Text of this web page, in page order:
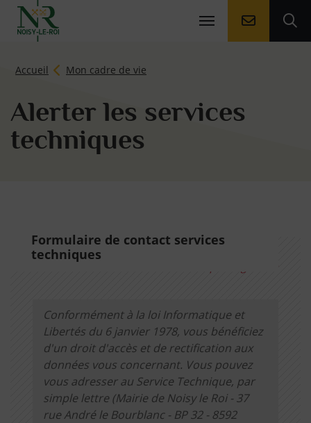
Aller à la
Accueil
Page d'accueil du site
Mon cadre de vie
Alerter les services
techniques
Formulaire de contact services
techniques
A savoir :
Conformément à la loi Informatique et
Libertés du 6 janvier 1978, vous bénéficiez
d'un droit d'accès et de rectification aux
données vous concernant. Vous pouvez
vous adresser au Service Technique, par
simple lettre (Mairie de Noisy le Roi - 37
rue André le Bourblanc - BP 32 - 8592